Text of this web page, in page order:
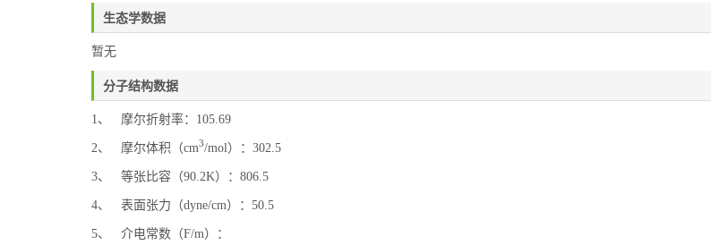
生态学数据
暂无
分子结构数据
1、 摩尔折射率：105.69
2、 摩尔体积（cm3/mol）：302.5
3、 等张比容（90.2K）：806.5
4、 表面张力（dyne/cm）：50.5
5、 介电常数（F/m）：